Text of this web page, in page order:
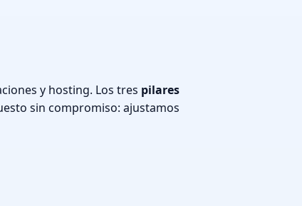
y hosting. Los tres pilares
sin compromiso: ajustamos